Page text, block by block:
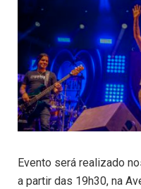
Evento será realizado
a partir das 19h30, na